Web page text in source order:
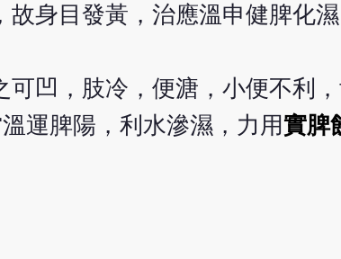
身目發黃，治應溫申健脾化濕
凹，肢冷，便溏，小便不利
運脾陽，利水滲濕，力用實脾